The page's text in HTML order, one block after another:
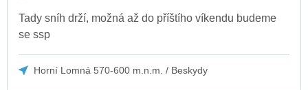
Tady sníh drží, možná až do příštího víkendu budeme
se ssp
Horní Lomná 570-600 m.n.m. / Beskydy